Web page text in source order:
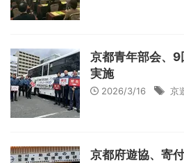
京都青年部会、9
実施
2026/3/16 京
京都府遊協、寄